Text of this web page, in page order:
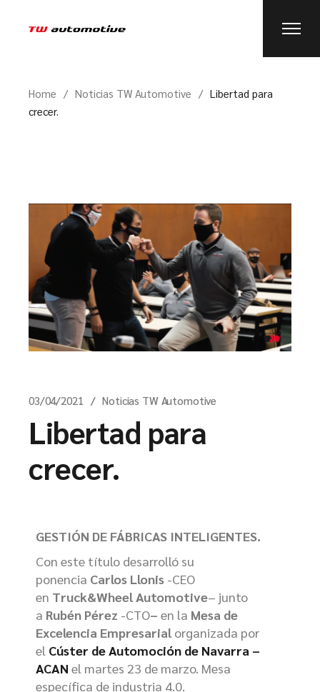
Home Noticias TW Automotive
Libertad para
crecer.
03/04/2021 Noticias TW Automotive
Libertad para
crecer.
GESTIÓN DE FÁBRICAS INTELIGENTES.
Con este título desarrolló su
ponencia Carlos Llonis -CEO
en Truck&Wheel Automotive– junto
a Rubén Pérez -CTO– en la Mesa de
Excelencia Empresarialorganizada por
el Cúster de Automoción de Navarra –
ACAN el martes 23 de marzo. Mesa
específica de industria 4.0.